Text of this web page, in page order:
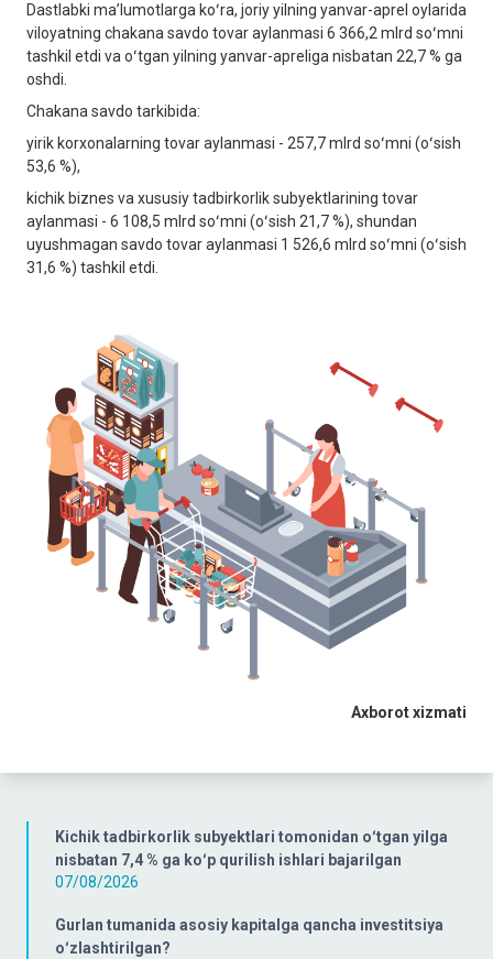
Kichik tadbirkorlik subyektlari tomonidan oʻtgan yilga
nisbatan 7,4 % ga koʻp qurilish ishlari bajarilgan
07/08/2026
Gurlan tumanida asosiy kapitalga qancha investitsiya
oʻzlashtirilgan?
Dastlabki maʼlumotlarga koʻra, joriy yilning yanvar-aprel oylarida
viloyatning chakana savdo tovar aylanmasi 6 366,2 mlrd soʻmni
tashkil etdi va oʻtgan yilning yanvar-apreliga nisbatan 22,7 % ga
oshdi.
Chakana savdo tarkibida:
yirik korxonalarning tovar aylanmasi - 257,7 mlrd soʻmni (oʻsish
53,6 %),
kichik biznes va xususiy tadbirkorlik subyektlarining tovar
aylanmasi - 6 108,5 mlrd soʻmni (oʻsish 21,7 %), shundan
uyushmagan savdo tovar aylanmasi 1 526,6 mlrd soʻmni (oʻsish
31,6 %) tashkil etdi.
Axborot xizmati